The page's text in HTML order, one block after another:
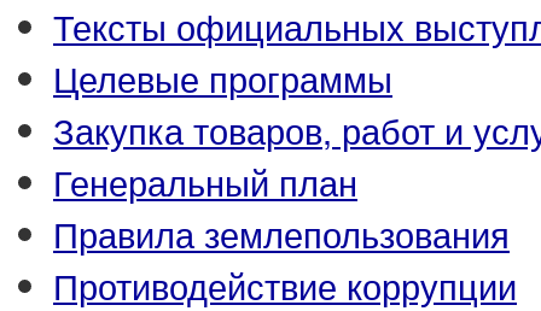
Тексты официальных
Целевые программы
Закупка товаров, работ и
Генеральный план
Правила землепользования
Противодействие коррупции